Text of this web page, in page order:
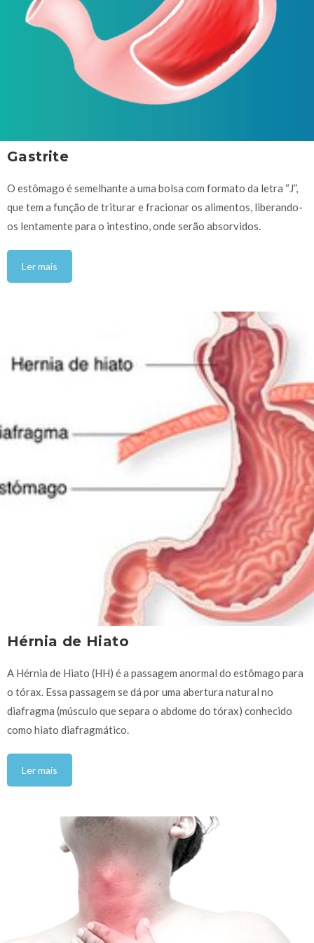
Gastrite
O estômago é semelhante a uma bolsa com formato da letra “J”,
que tem a função de triturar e fracionar os alimentos, liberando-
os lentamente para o intestino, onde serão absorvidos.
Ler mais
Hérnia de Hiato
A Hérnia de Hiato (HH) é a passagem anormal do estômago para
o tórax. Essa passagem se dá por uma abertura natural no
diafragma (músculo que separa o abdome do tórax) conhecido
como hiato diafragmático.
Ler mais